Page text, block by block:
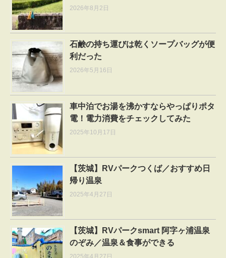
2026年8月2日
石鹸の持ち運びは乾くソープバッグが便
利だった
2026年5月16日
車中泊でお湯を沸かすならやっぱりポタ
電！電力消費をチェックしてみた
2025年10月17日
【茨城】RVパークつくば／おすすめ日
帰り温泉
2025年4月27日
【茨城】RVパークsmart 阿字ヶ浦温泉
のぞみ／温泉＆食事ができる
2025年4月27日